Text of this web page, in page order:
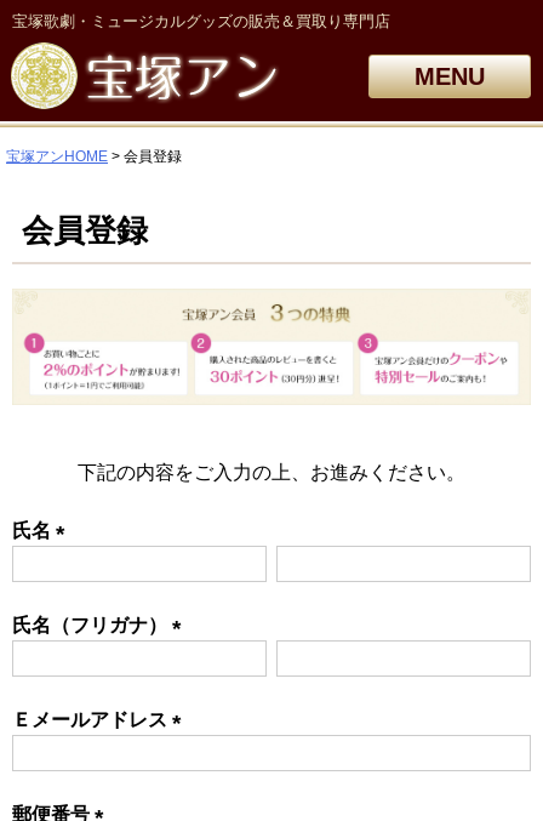
宝塚歌劇・ミュージカルグッズの販売＆買取り専門店
MENU
宝塚アンHOME 会員登録
会員登録
下記の内容をご入力の上、お進みください。
氏名
氏名（フリガナ）
Ｅメールアドレス
郵便番号